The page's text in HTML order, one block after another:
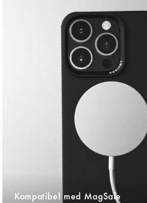
Kompatibel med MagSafe